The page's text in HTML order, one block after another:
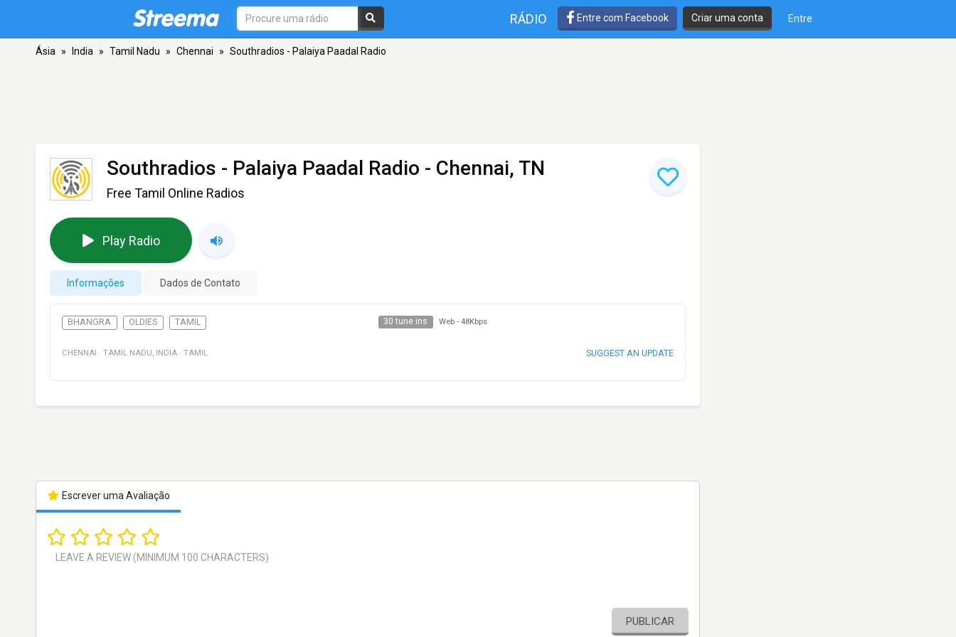
RÁDIO Entre com Facebook Criar uma conta Entre
Ásia » India » Tamil Nadu » Chennai » Southradios - Palaiya Paadal Radio
Southradios - Palaiya Paadal Radio - Chennai, TN
Free Tamil Online Radios
Play Radio
Informações Dados de Contato
BHANGRA OLDIES TAMIL 30 tune ins Web - 48Kbps
CHENNAI · TAMIL NADU, INDIA · TAMIL SUGGEST AN UPDATE
Escrever uma Avaliação
PUBLICAR